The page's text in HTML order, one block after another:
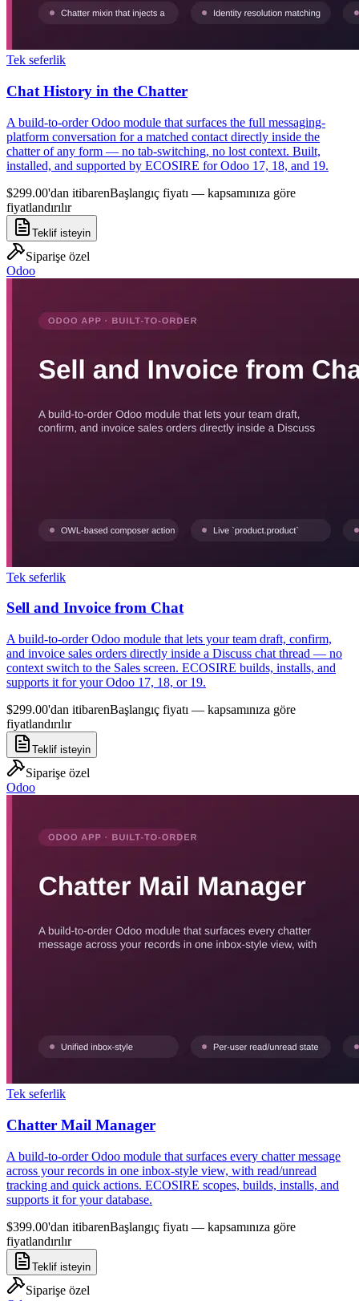
Tek seferlik
Chat History in the Chatter
A build-to-order Odoo module that surfaces the full messaging-
platform conversation for a matched contact directly inside the
chatter of any form — no tab-switching, no lost context. Built,
installed, and supported by ECOSIRE for Odoo 17, 18, and 19.
$299.00'dan itibarenBaşlangıç fiyatı — kapsamınıza göre
fiyatlandırılır
Teklif isteyin
Siparişe özel
Odoo
Tek seferlik
Sell and Invoice from Chat
A build-to-order Odoo module that lets your team draft, confirm,
and invoice sales orders directly inside a Discuss chat thread — no
context switch to the Sales screen. ECOSIRE builds, installs, and
supports it for your Odoo 17, 18, or 19.
$299.00'dan itibarenBaşlangıç fiyatı — kapsamınıza göre
fiyatlandırılır
Teklif isteyin
Siparişe özel
Odoo
Tek seferlik
Chatter Mail Manager
A build-to-order Odoo module that surfaces every chatter message
across your records in one inbox-style view, with read/unread
tracking and quick actions. ECOSIRE scopes, builds, installs, and
supports it for your database.
$399.00'dan itibarenBaşlangıç fiyatı — kapsamınıza göre
fiyatlandırılır
Teklif isteyin
Siparişe özel